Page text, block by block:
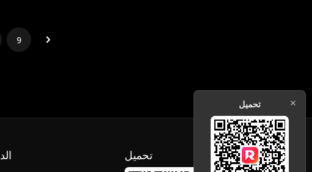
9
تحميل
تحميل